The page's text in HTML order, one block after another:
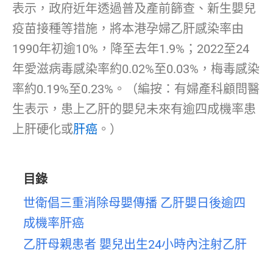
表示，政府近年透過普及產前篩查、新生嬰兒
疫苗接種等措施，將本港孕婦乙肝感染率由
1990年初逾10%，降至去年1.9%；2022至24
年愛滋病毒感染率約0.02%至0.03%，梅毒感染
率約0.19%至0.23%。（編按：有婦產科顧問醫
生表示，患上乙肝的嬰兒未來有逾四成機率患
上肝硬化或肝癌 。）
目錄
世衛倡三重消除母嬰傳播 乙肝嬰日後逾四
成機率肝癌
乙肝母親患者 嬰兒出生24小時內注射乙肝